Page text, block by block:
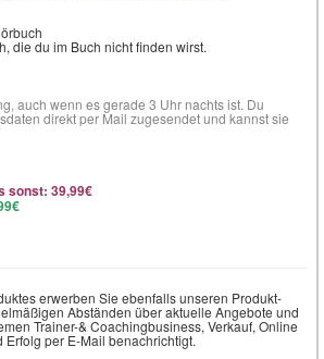
die du im Buch nicht finden wirst.
auch wenn es gerade 3 Uhr nachts ist. Du
direkt per Mail zugesendet und kannst sie
sonst: 39,99€
erwerben Sie ebenfalls unseren Produkt-
Abständen über aktuelle Angebote und
Trainer-& Coachingbusiness, Verkauf, Online
Erfolg per E-Mail benachrichtigt.